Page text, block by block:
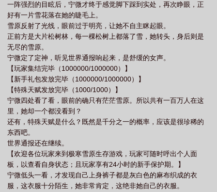
隐藏着一个足以颠覆两个世界的秘密。#开局一个帐篷，结局一个世
界#我的队友是毛茸茸-----阅读指南-----1.主线是末日求生、异世界
冒险、战斗爽；支线是种地囤货、各种小副本。2.孤狼型女主，毛茸
茸含量高，各种动物陆续登场，有人类队友，但人类参与的副本比
较少。3.中长篇，剧情进度请看目录页的内容提要，囤文的宝宝记得
常回来看看~4.周一至周五12:00掉落更新，周六不定时更新，周日
休息。5.欢迎收藏评论营养液！这些就是对单机小作者最大的支持
啦！
一阵强烈的目眩后，宁微才终于感觉脚下踩到实处，再次睁眼，正
好有一片雪花落在她的睫毛上。
雪原反射了光线，眼前过于明亮，让她不自主眯起眼。
正前方是大片松树林，每一棵松树上都落了雪，她转头，身后则是
无尽的雪原。
宁微定了定神，听见世界通报响起来，是舒缓的女声。
【玩家集结完毕（1000000/1000000）】
【新手礼包发放完毕（1000000/1000000）】
【特殊天赋发放完毕（1000/1000）】
宁微四处看了看，眼前的确只有茫茫雪原。所以共有一百万人在这
里，她却一个都没看到？
还有，特殊天赋是什么？既然是千分之一的概率，应该是很珍稀的
东西吧。
世界通报还在继续。
【欢迎各位玩家来到极寒雪原生存游戏，玩家可随时呼出个人面
板，以查看自身状态；且玩家享有24小时的新手保护期。】
宁微低头一看，才发现自己上身裤子都是灰白色的麻布织成的衣
服，这衣服十分陌生，她非常肯定，这绝非她自己的衣服。